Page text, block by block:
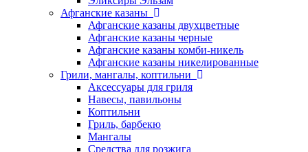
Афганские казаны
Афганские казаны двухцветные
Афганские казаны черные
Афганские казаны комби-никель
Афганские казаны никелированные
Грили, мангалы, коптильни
Аксессуары для гриля
Навесы, павильоны
Коптильни
Гриль, барбекю
Мангалы
Средства для розжига